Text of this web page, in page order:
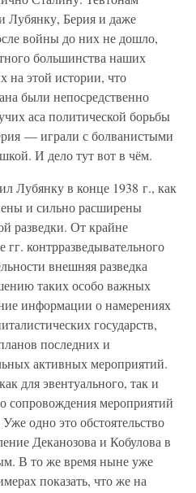
Лубянку, Берия и даже
войны до них не дошло,
большинства наших
на этой истории, что
были непосредственно
аса политической борьбы
— играли с болванистыми
И дело тут вот в чём.
Лубянку в конце 1938 г., как
и сильно расширены
разведки. От крайне
контрразведывательного
внешняя разведка
таких особо важных
информации о намерениях
государств,
последних и
активных мероприятий.
для эвентуального, так и
сопровождения мероприятий
одно это обстоятельство
Деканозова и Кобулова в
В то же время ныне уже
показать, что же на